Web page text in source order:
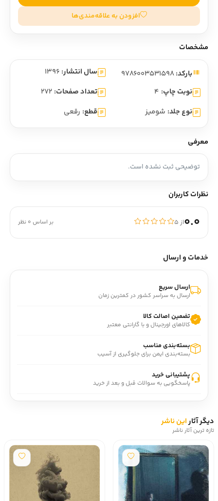
افزودن به علاقه‌مندی‌ها
مشخصات
بارکد:9786003531598 سال انتشار: 1396
نوبت چاپ: 4 تعداد صفحات: 272
نوع جلد: شومیز قطع: رقعی
معرفی
توضیحی ثبت نشده است.
نظرات کاربران
0.0از ۵ بر اساس 0 نظر
خدمات و ارسال
ارسال سریع
ارسال به سراسر کشور در کمترین زمان
تضمین اصالت کالا
کالاهای اورجینال و با گارانتی معتبر
بسته‌بندی مناسب
بسته‌بندی ایمن برای جلوگیری از آسیب
پشتیبانی خرید
پاسخگویی به سوالات قبل و بعد از خرید
دیگر آثاراین ناشر
تازه ترین آثار ناشر